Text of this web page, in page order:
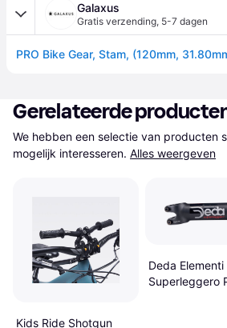
Galaxus
Gratis verzending, 5-7 dagen
PRO Bike Gear, Stam, (120mm,
Gerelateerde
We hebben een selectie van producten
mogelijk interesseren. Alles weergeven
Kids Ride Shotgun
Deda Elementi
Superleggero